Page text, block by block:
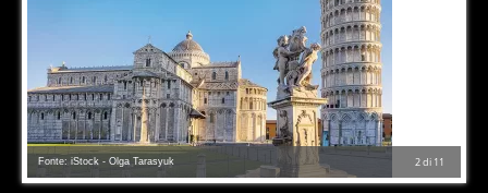
2di 11
Fonte: iStock - Olga Tarasyuk